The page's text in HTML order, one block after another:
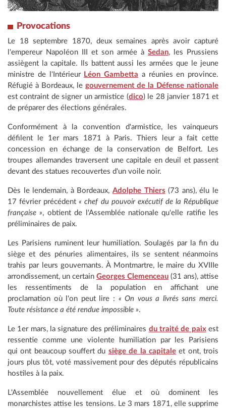
Provocations
Le 18 septembre 1870, deux semaines après avoir capturé
l'empereur Napoléon III et son armée à Sedan, les Prussiens
assiègent la capitale. Ils battent aussi les armées que le jeune
ministre de l'Intérieur Léon Gambetta a réunies en province.
Réfugié à Bordeaux, le gouvernement de la Défense nationale
est contraint de signer un armistice (dico) le 28 janvier 1871 et
de préparer des élections générales.
Conformément à la convention d'armistice, les vainqueurs
défilent le 1er mars 1871 à Paris. Thiers leur a fait cette
concession en échange de la conservation de Belfort. Les
troupes allemandes traversent une capitale en deuil et passent
devant des statues recouvertes d'un voile noir.
Dès le lendemain, à Bordeaux, Adolphe Thiers (73 ans), élu le
17 février précédent« chef du pouvoir exécutif de la République
française », obtient de l'Assemblée nationale qu'elle ratifie les
préliminaires de paix.
Les Parisiens ruminent leur humiliation. Soulagés par la fin du
siège et des pénuries alimentaires, ils se sentent néanmoins
trahis par leurs gouvernants. À Montmartre, le maire du XVIIIe
arrondissement, un certain Georges Clemenceau (31 ans), attise
les ressentiments de la population en affichant une
proclamation où l'on peut lire : « On vous a livrés sans merci.
Toute résistance a été rendue impossible ».
Le 1er mars, la signature des préliminaires du traité de paixest
ressentie comme une violente humiliation par les Parisiens
qui ont beaucoup souffert du siège de la capitaleet ont, trois
jours plus tôt, voté massivement pour des députés républicains
hostiles à la paix.
L'Assemblée nouvellement élue et où dominent les
monarchistes attise les tensions. Le 3 mars 1871, elle supprime